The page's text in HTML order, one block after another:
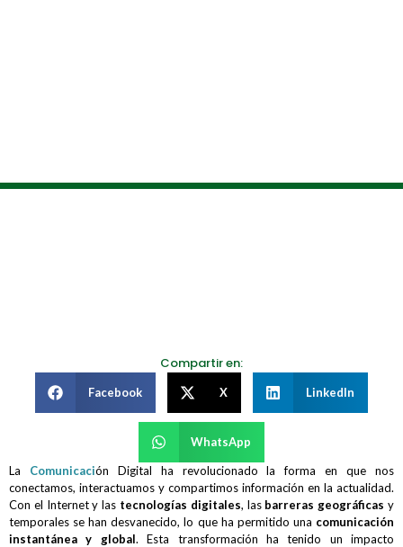
Compartir en:
Facebook X LinkedIn
WhatsApp
La Comunicación Digital ha revolucionado la forma en que nos
conectamos, interactuamos y compartimos información en la actualidad.
Con el Internet y las tecnologías digitales, las barreras geográficas y
temporales se han desvanecido, lo que ha permitido una comunicación
instantánea y global. Esta transformación ha tenido un impacto